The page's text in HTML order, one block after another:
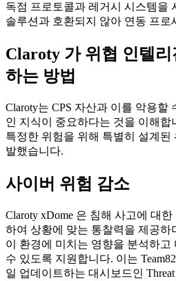
독점 프로토콜과 레거시 시스템을
솔루션과 호환되지 않아 연동 프로
Claroty 가 위협 인텔리
하는 방법
Claroty는 CPS 자산과 이를 악용할
인 지식이 중요하다는 것을 이해합
특정한 위험을 위해 특별히 설계된
발했습니다.
사이버 위험 감소
Claroty xDome 은 침해 사고에 대
하여 상황에 맞는 통찰력을 제공하
이 환경에 미치는 영향을 분석하고
수 있도록 지원합니다. 이는
일 업데이트하는 대시보드인